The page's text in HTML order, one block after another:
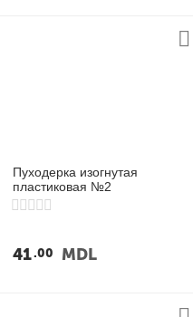
Пуходерка изогнутая
пластиковая №2
41 00 MDL